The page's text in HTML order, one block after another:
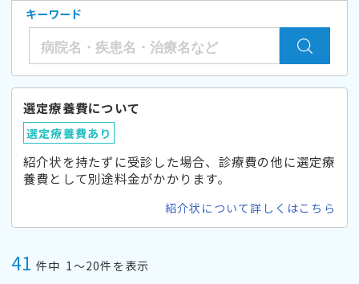
キーワード
選定療養費について
選定療養費あり
紹介状を持たずに受診した場合、診療費の他に選定療
養費として別途料金がかかります。
紹介状について詳しくはこちら
41 件中 1〜20件を表示